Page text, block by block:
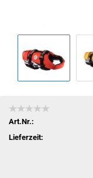
Art.Nr.:
Lieferzeit: